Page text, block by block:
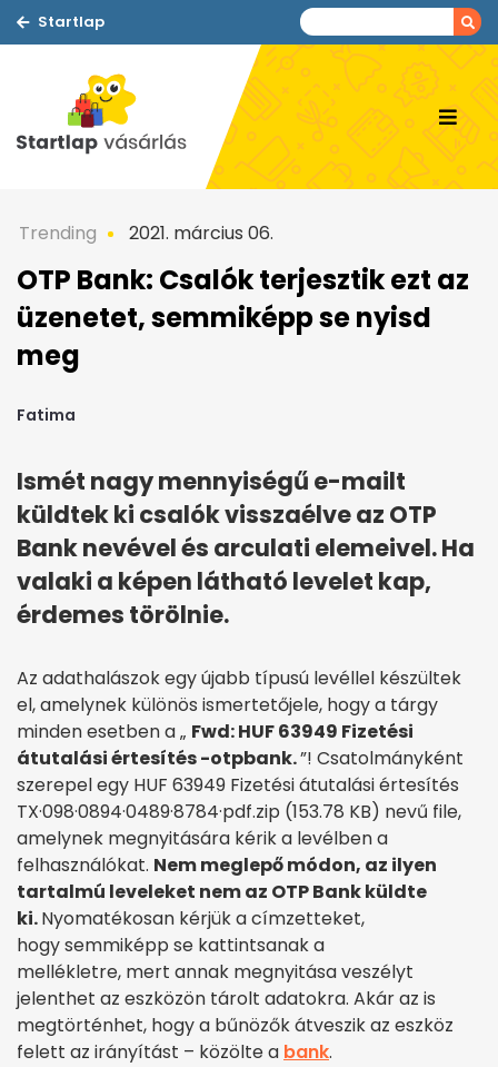
Startlap
Trending 2021. március 06.
OTP Bank: Csalók terjesztik ezt az
üzenetet, semmiképp se nyisd
meg
Fatima
Ismét nagy mennyiségű e-mailt
küldtek ki csalók visszaélve az OTP
Bank nevével és arculati elemeivel. Ha
valaki a képen látható levelet kap,
érdemes törölnie.
Az adathalászok egy újabb típusú levéllel készültek
el, amelynek különös ismertetőjele, hogy a tárgy
minden esetben a „ Fwd: HUF 63949 Fizetési
átutalási értesítés -otpbank.”! Csatolmányként
szerepel egy HUF 63949 Fizetési átutalási értesítés
TX·098·0894·0489·8784·pdf.zip (153.78 KB) nevű file,
amelynek megnyitására kérik a levélben a
felhasználókat. Nem meglepő módon, az ilyen
tartalmú leveleket nem az OTP Bank küldte
ki.Nyomatékosan kérjük a címzetteket,
hogy semmiképp se kattintsanak a
mellékletre, mert annak megnyitása veszélyt
jelenthet az eszközön tárolt adatokra. Akár az is
megtörténhet, hogy a bűnözők átveszik az eszköz
felett az irányítást – közölte a bank.